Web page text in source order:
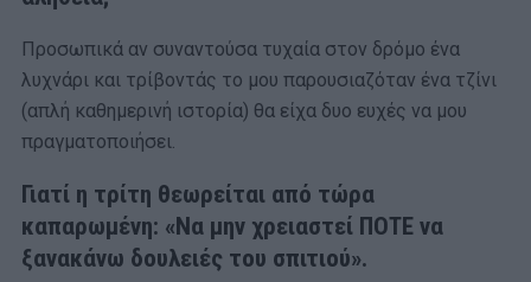
Προσωπικά αν συναντούσα τυχαία στον δρόμο ένα
λυχνάρι και τρίβοντάς το μου παρουσιαζόταν ένα τζίνι
(απλή καθημερινή ιστορία) θα είχα δυο ευχές να μου
πραγματοποιήσει.
Γιατί η τρίτη θεωρείται από τώρα
καπαρωμένη: «Να μην χρειαστεί ΠΟΤΕ να
ξανακάνω δουλειές του σπιτιού».